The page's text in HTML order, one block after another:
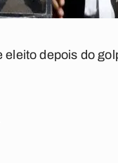
depois do